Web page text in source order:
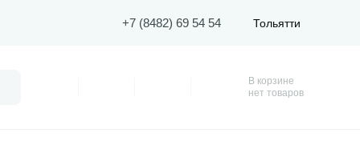
+7 (8482) 69 54 54 Тольятти
Корзина
В корзине
нет товаров